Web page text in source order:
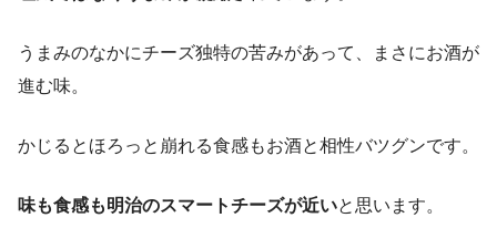
うまみのなかにチーズ独特の苦みがあって、まさにお酒が
進む味。
かじるとほろっと崩れる食感もお酒と相性バツグンです。
味も食感も明治のスマートチーズが近いと思います。